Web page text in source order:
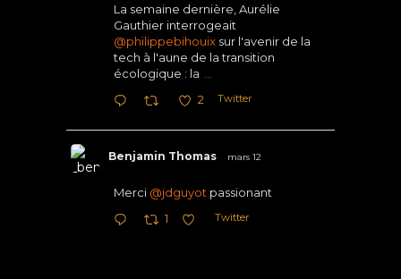
La semaine dernière, Aurélie
Gauthier interrogeait
@philippebihouix sur l'avenir de la
tech à l'aune de la transition
écologique : la
2 Twitter
Benjamin Thomas mars 12
Merci @jdguyot passionant
1 Twitter